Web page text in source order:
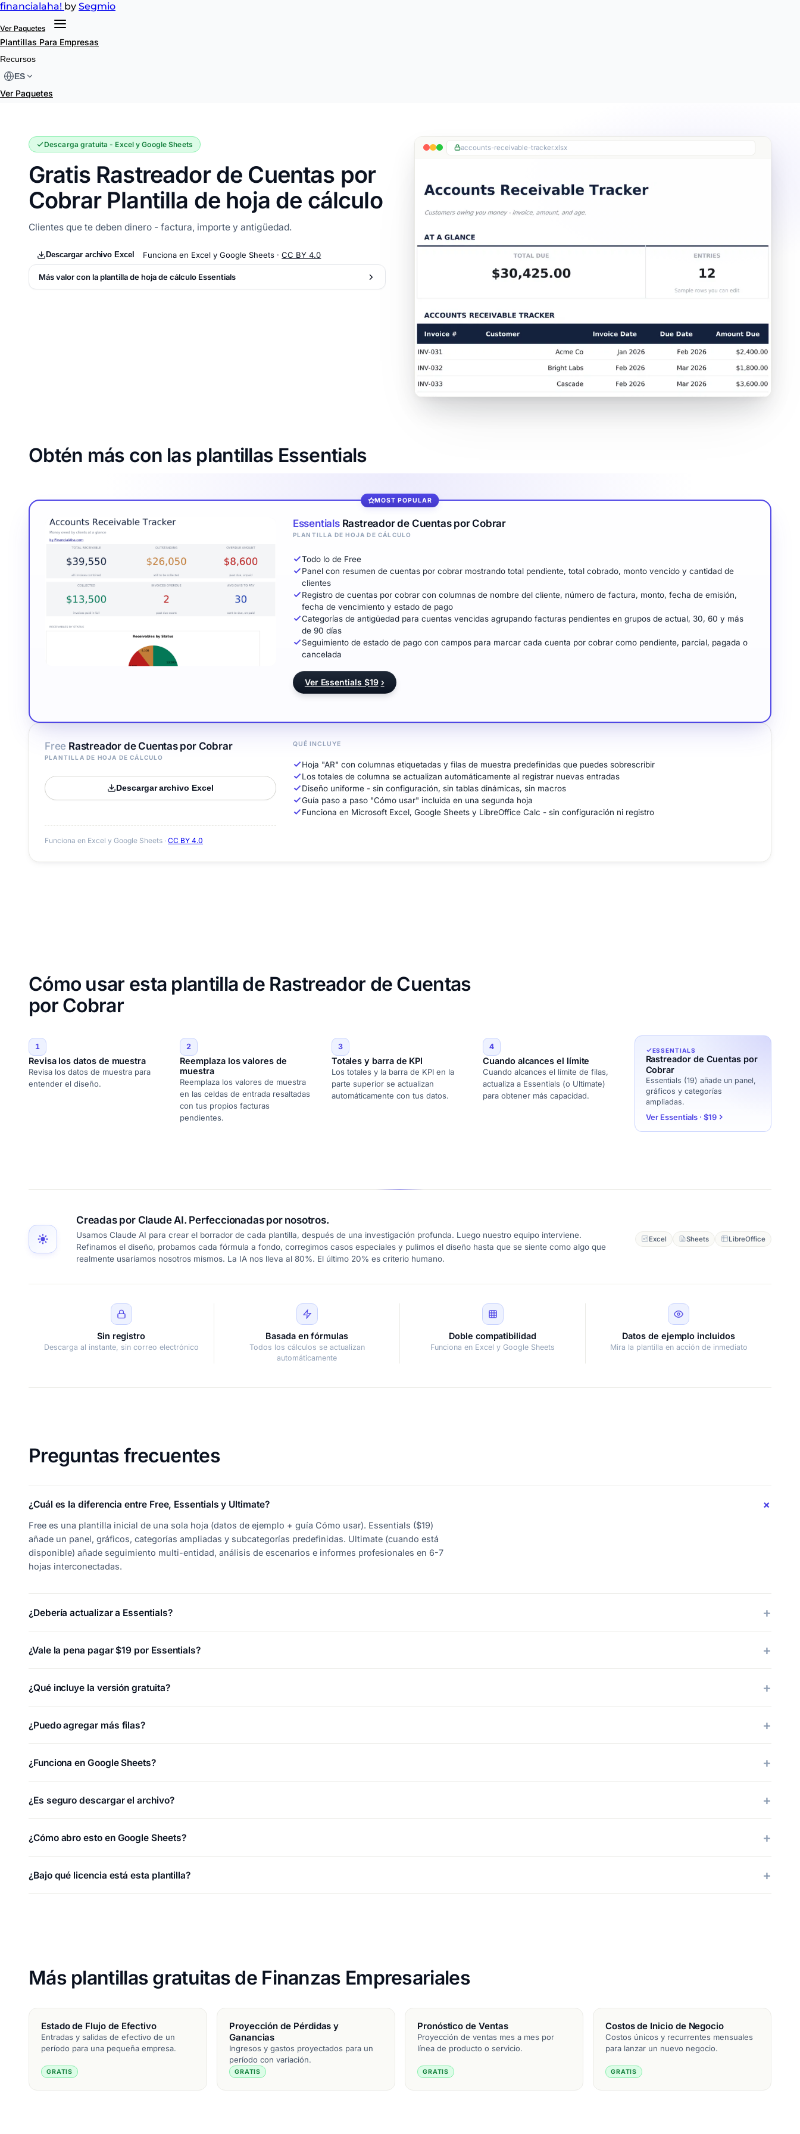
financialaha! by Segmio
Ver Paquetes
Plantillas Para Empresas
Recursos
ES
Ver Paquetes
Rastreador de Cuentas por Cobrar
Descarga gratuita - Excel y Google Sheets
Gratis Rastreador de Cuentas por
Cobrar Plantilla de hoja de cálculo
Clientes que te deben dinero - factura, importe y antigüedad.
Descargar archivo Excel Funciona en Excel y Google Sheets ·CC BY 4.0
Más valor con la plantilla de hoja de cálculo Essentials
accounts-receivable-tracker.xlsx
Obtén más con las plantillas Essentials
Free Rastreador de Cuentas por Cobrar
PLANTILLA DE HOJA DE CÁLCULO
Descargar archivo Excel
Funciona en Excel y Google Sheets · CC BY 4.0
QUÉ INCLUYE
Hoja "AR" con columnas etiquetadas y filas de muestra predefinidas que puedes sobrescribir
Los totales de columna se actualizan automáticamente al registrar nuevas entradas
Diseño uniforme - sin configuración, sin tablas dinámicas, sin macros
Guía paso a paso "Cómo usar" incluida en una segunda hoja
Funciona en Microsoft Excel, Google Sheets y LibreOffice Calc - sin configuración ni registro
MOST POPULAR
EssentialsRastreador de Cuentas por Cobrar
PLANTILLA DE HOJA DE CÁLCULO
Todo lo de Free
Panel con resumen de cuentas por cobrar mostrando total pendiente, total cobrado, monto vencido y cantidad de
clientes
Registro de cuentas por cobrar con columnas de nombre del cliente, número de factura, monto, fecha de emisión,
fecha de vencimiento y estado de pago
Categorías de antigüedad para cuentas vencidas agrupando facturas pendientes en grupos de actual, 30, 60 y más
de 90 días
Seguimiento de estado de pago con campos para marcar cada cuenta por cobrar como pendiente, parcial, pagada o
cancelada
Ver Essentials $19 ›
Cómo usar esta plantilla de Rastreador de Cuentas
por Cobrar
1
Revisa los datos de muestra
Revisa los datos de muestra para
entender el diseño.
2
Reemplaza los valores de
muestra
Reemplaza los valores de muestra
en las celdas de entrada resaltadas
con tus propios facturas
pendientes.
3
Totales y barra de KPI
Los totales y la barra de KPI en la
parte superior se actualizan
automáticamente con tus datos.
4
Cuando alcances el límite
Cuando alcances el límite de filas,
actualiza a Essentials (o Ultimate)
para obtener más capacidad.
ESSENTIALS
Rastreador de Cuentas por
Cobrar
Essentials (19) añade un panel,
gráficos y categorías
ampliadas.
Ver Essentials · $19
Creadas por Claude AI. Perfeccionadas por nosotros.
Usamos Claude AI para crear el borrador de cada plantilla, después de una investigación profunda. Luego nuestro equipo interviene.
Refinamos el diseño, probamos cada fórmula a fondo, corregimos casos especiales y pulimos el diseño hasta que se siente como algo que
realmente usaríamos nosotros mismos. La IA nos lleva al 80%. El último 20% es criterio humano.
Excel Sheets LibreOffice
Sin registro
Descarga al instante, sin correo electrónico
Basada en fórmulas
Todos los cálculos se actualizan
automáticamente
Doble compatibilidad
Funciona en Excel y Google Sheets
Datos de ejemplo incluidos
Mira la plantilla en acción de inmediato
Preguntas frecuentes
¿Cuál es la diferencia entre Free, Essentials y Ultimate?
Free es una plantilla inicial de una sola hoja (datos de ejemplo + guía Cómo usar). Essentials ($19)
añade un panel, gráficos, categorías ampliadas y subcategorías predefinidas. Ultimate (cuando está
disponible) añade seguimiento multi-entidad, análisis de escenarios e informes profesionales en 6-7
hojas interconectadas.
¿Debería actualizar a Essentials?
¿Vale la pena pagar $19 por Essentials?
¿Qué incluye la versión gratuita?
¿Puedo agregar más filas?
¿Funciona en Google Sheets?
¿Es seguro descargar el archivo?
¿Cómo abro esto en Google Sheets?
¿Bajo qué licencia está esta plantilla?
Más plantillas gratuitas de Finanzas Empresariales
Estado de Flujo de Efectivo
Entradas y salidas de efectivo de un
período para una pequeña empresa.
GRATIS
Proyección de Pérdidas y
Ganancias
Ingresos y gastos proyectados para un
período con variación.
GRATIS
Pronóstico de Ventas
Proyección de ventas mes a mes por
línea de producto o servicio.
GRATIS
Costos de Inicio de Negocio
Costos únicos y recurrentes mensuales
para lanzar un nuevo negocio.
GRATIS